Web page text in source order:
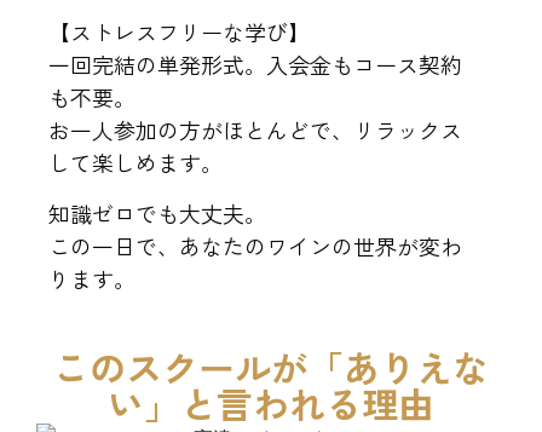
【ストレスフリーな学び】
一回完結の単発形式。入会金もコース契約
も不要。
お一人参加の方がほとんどで、リラックス
して楽しめます。
知識ゼロでも大丈夫。
この一日で、あなたのワインの世界が変わ
ります。
このスクールが「ありえな
い」と言われる理由